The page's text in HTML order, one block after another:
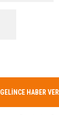
GELİNCE HABER VER